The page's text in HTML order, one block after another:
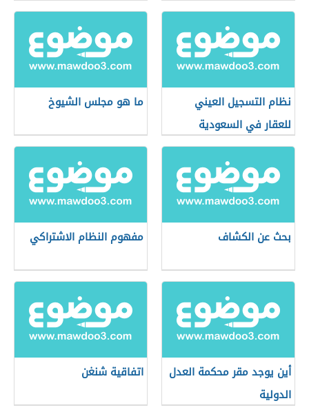
نظام التسجيل العيني
للعقار في السعودية
ما هو مجلس الشيوخ
بحث عن الكشاف مفهوم النظام الاشتراكي
أين يوجد مقر محكمة العدل
الدولية
اتفاقية شنغن